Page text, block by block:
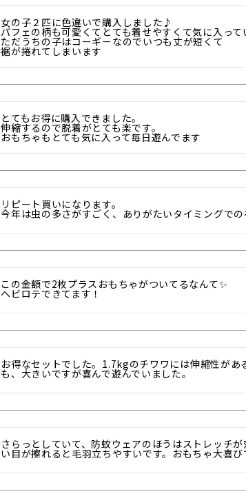
女の子２匹に色違いで購入しました♪
パフェの柄も可愛くてとても着せやすくて気に入って
ただうちの子はコーギーなのでいつも丈が短くて
裾が捲れてしまいます
とてもお得に購入できました。
伸縮するので脱着がとても楽です。
おもちゃもとても気に入って毎日遊んでます
リピート買いになります。
今年は虫の多さがすごく、ありがたいタイミングでの
この金額で2枚プラスおもちゃがついてるなんて✨
ヘビロテできてます！
お得なセットでした。1.7kgのチワワには伸縮性があ
も、大きいですが喜んで遊んでいました。
さらっとしていて、防蚊ウェアのほうはストレッチ
い目が擦れると毛羽立ちやすいです。おもちゃ大喜び